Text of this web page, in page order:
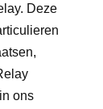
Deze
ons